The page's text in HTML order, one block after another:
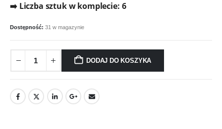
➡️ Liczba sztuk w komplecie: 6
Dostępność: 31 w magazynie
DODAJ DO KOSZYKA